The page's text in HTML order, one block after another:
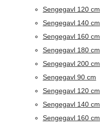
Sengegavl 120 cm
Sengegavl 140 cm
Sengegavl 160 cm
Sengegavl 180 cm
Sengegavl 200 cm
Sengegavl 90 cm
Sengegavl 120 cm
Sengegavl 140 cm
Sengegavl 160 cm